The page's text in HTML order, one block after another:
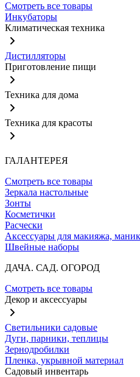
Смотреть все товары
Инкубаторы
Климатическая техника
Дистилляторы
Приготовление пищи
Техника для дома
Техника для красоты
ГАЛАНТЕРЕЯ
Смотреть все товары
Зеркала настольные
Зонты
Косметички
Расчески
Аксессуары для макияжа,
Швейные наборы
ДАЧА. САД. ОГОРОД
Смотреть все товары
Декор и аксессуары
Светильники садовые
Дуги, парники, теплицы
Зернодробилки
Пленка, укрывной материал
Садовый инвентарь